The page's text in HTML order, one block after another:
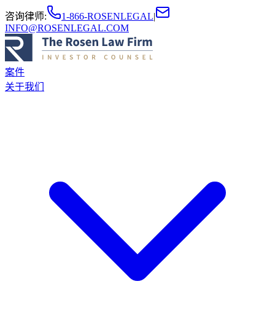
咨询律师: 1-866-ROSENLEGAL|
INFO@ROSENLEGAL.COM
案件
关于我们